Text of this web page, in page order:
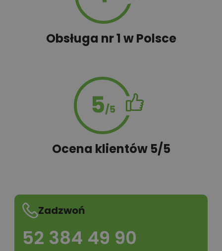
Obsługa nr 1 w Polsce
Ocena klientów 5/5
Zadzwoń
52 384 49 90